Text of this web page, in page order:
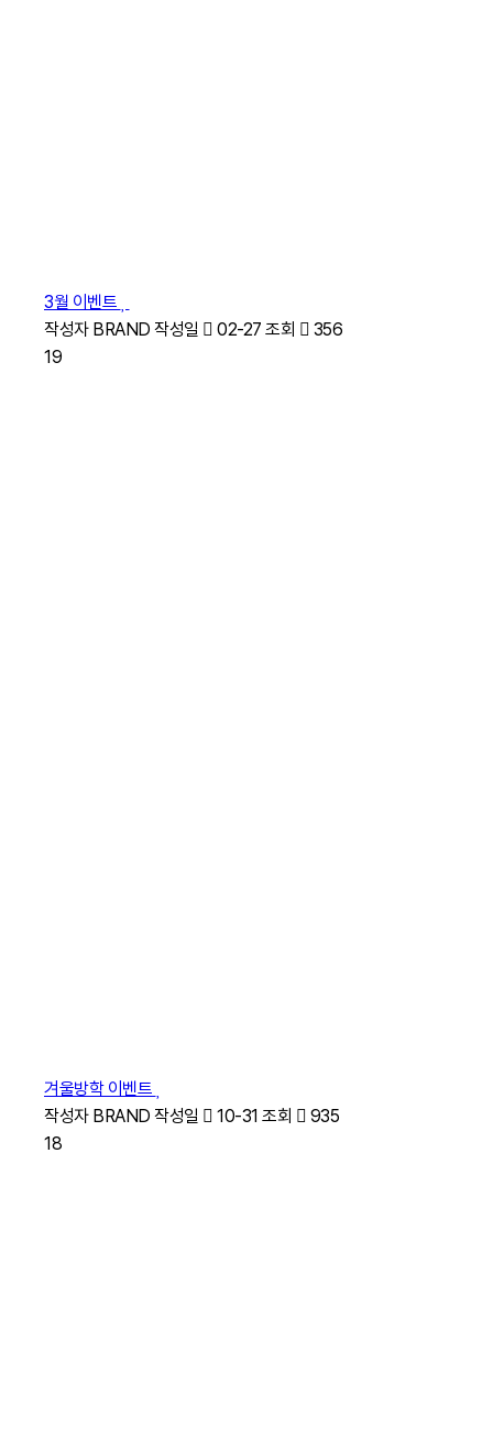
3월 이벤트
작성자 BRAND 작성일 02-27 조회
356
19
겨울방학 이벤트
작성자 BRAND 작성일 10-31 조회
935
18